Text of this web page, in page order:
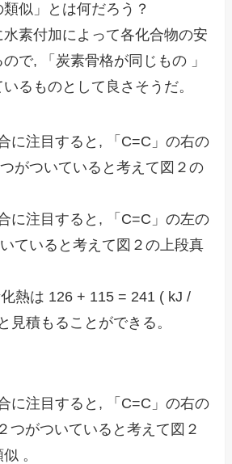
似」とは何だろう？
素付加によって各化合物の安
で, 「炭素骨格が同じもの 」
るものとして良さそうだ。
に注目すると, 「C=C」の右の
がついていると考えて図２の
に注目すると, 「C=C」の左の
ていると考えて図２の上段真
熱は 126 + 115 = 241 ( kJ /
積もることができる。
に注目すると, 「C=C」の右の
つがついていると考えて図２
。